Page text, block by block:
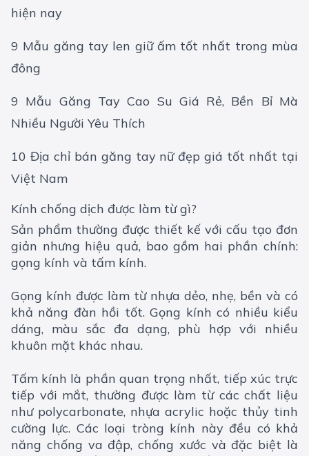
hiện nay
9 Mẫu găng tay len giữ ấm tốt nhất trong mùa
đông
9 Mẫu Găng Tay Cao Su Giá Rẻ, Bền Bỉ Mà
Nhiều Người Yêu Thích
10 Địa chỉ bán găng tay nữ đẹp giá tốt nhất tại
Việt Nam
Kính chống dịch được làm từ gì?
Sản phẩm thường được thiết kế với cấu tạo đơn
giản nhưng hiệu quả, bao gồm hai phần chính:
gọng kính và tấm kính.
Gọng kính được làm từ nhựa dẻo, nhẹ, bền và có
khả năng đàn hồi tốt. Gọng kính có nhiều kiểu
dáng, màu sắc đa dạng, phù hợp với nhiều
khuôn mặt khác nhau.
Tấm kính là phần quan trọng nhất, tiếp xúc trực
tiếp với mắt, thường được làm từ các chất liệu
như polycarbonate, nhựa acrylic hoặc thủy tinh
cường lực. Các loại tròng kính này đều có khả
năng chống va đập, chống xước và đặc biệt là